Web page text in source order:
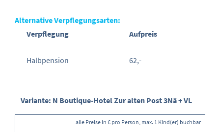
Alternative Verpflegungsarten:
Verpflegung
Aufpreis
Halbpension 62,-
Variante: N Boutique-Hotel Zur alten Post 3Nä + VL
alle Preise in € pro Person, max. 1 Kind(er) buchbar